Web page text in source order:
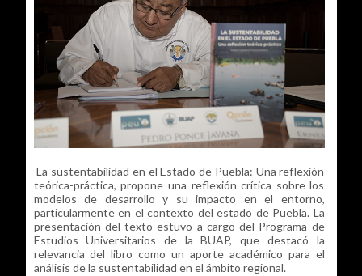
La sustentabilidad en el Estado de Puebla: Una reflexión
teórica-práctica, propone una reflexión crítica sobre los
modelos de desarrollo y su impacto en el entorno,
particularmente en el contexto del estado de Puebla. La
presentación del texto estuvo a cargo del Programa de
Estudios Universitarios de la BUAP, que destacó la
relevancia del libro como un aporte académico para el
análisis de la sustentabilidad en el ámbito regional.